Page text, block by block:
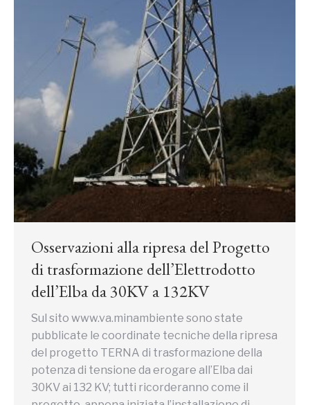
Osservazioni alla ripresa del Progetto
di trasformazione dell’Elettrodotto
dell’Elba da 30KV a 132KV
Sul sito www.va.minambiente sono state
pubblicate le coordinate tecniche della ripresa
del progetto TERNA di trasformazione della
potenza di tensione da erogare all’Elba dai
30KV ai 132 KV; tutti ricorderanno come il